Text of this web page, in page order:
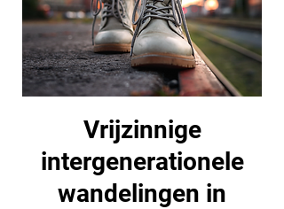
Vrijzinnige
intergenerationele
wandelingen in